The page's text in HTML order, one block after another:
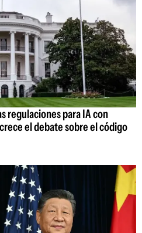
regulaciones para IA con
el debate sobre el código